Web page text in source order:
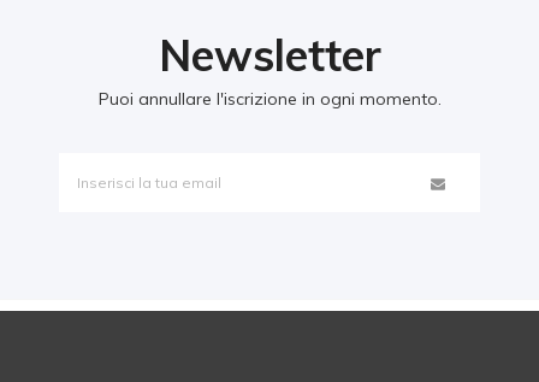
Newsletter
Puoi annullare l'iscrizione in ogni momento.